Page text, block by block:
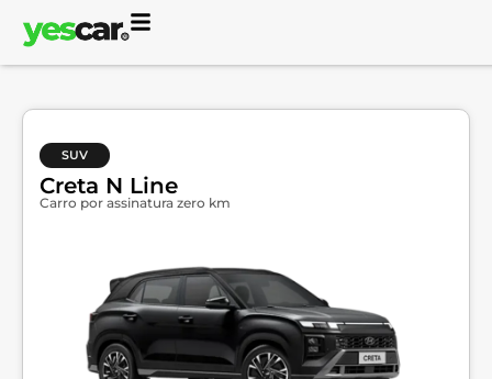
SUV
Creta N Line
Carro por assinatura zero km